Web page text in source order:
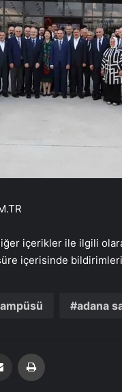
içerikler ile ilgili
içerisinde
adana
Email'den paylaş